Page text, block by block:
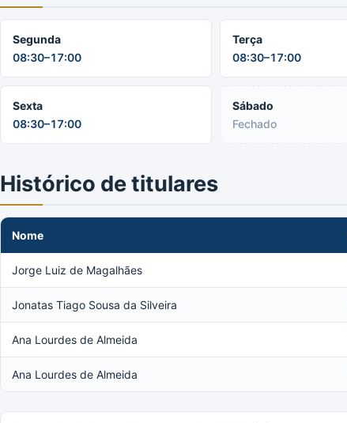
Segunda
08:30–17:00
Terça
08:30–17:00
Sexta
08:30–17:00
Sábado
Fechado
Histórico de titulares
Nome
Jorge Luiz de Magalhães
Jonatas Tiago Sousa da Silveira
Ana Lourdes de Almeida
Ana Lourdes de Almeida